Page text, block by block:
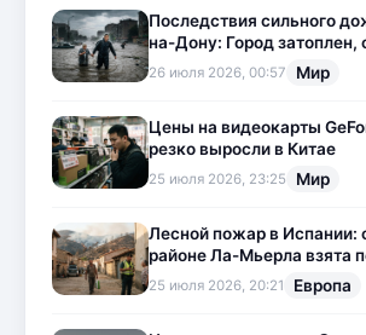
Последствия сильного
на-Дону: Город затоплен,
26 июля 2026, 00:57 Мир
Цены на видеокарты
резко выросли в Китае
25 июля 2026, 23:25 Мир
Лесной пожар в Испании:
районе Ла-Мьерла взята
25 июля 2026, 20:21 Европа